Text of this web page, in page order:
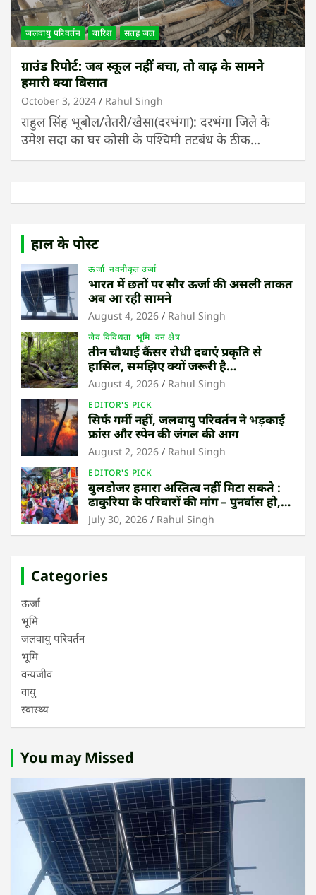
जलवायु परिवर्तन बारिश सतह जल
ग्राउंड रिपोर्ट: जब स्कूल नहीं बचा, तो बाढ़ के सामने
हमारी क्या बिसात
October 3, 2024 Rahul Singh
राहुल सिंह भूबोल/तेतरी/खैसा(दरभंगा): दरभंगा जिले के
उमेश सदा का घर कोसी के पश्चिमी तटबंध के ठीक…
हाल के पोस्ट
ऊर्जा नवनीकृत उर्जा
भारत में छतों पर सौर ऊर्जा की असली ताकत
अब आ रही सामने
August 4, 2026 Rahul Singh
जैव विविधता भूमि वन क्षेत्र
तीन चौथाई कैंसर रोधी दवाएं प्रकृति से
हासिल, समझिए क्यों जरूरी है
उष्णकटिबंधीय जंगल बचाना
August 4, 2026 Rahul Singh
EDITOR'S PICK
सिर्फ गर्मी नहीं, जलवायु परिवर्तन ने भड़काई
फ्रांस और स्पेन की जंगल की आग
August 2, 2026 Rahul Singh
EDITOR'S PICK
बुलडोजर हमारा अस्तित्व नहीं मिटा सकते :
ढाकुरिया के परिवारों की मांग – पुनर्वास हो,
बेदखली नहीं
July 30, 2026 Rahul Singh
Categories
ऊर्जा
भूमि
जलवायु परिवर्तन
भूमि
वन्यजीव
वायु
स्वास्थ्य
You may Missed